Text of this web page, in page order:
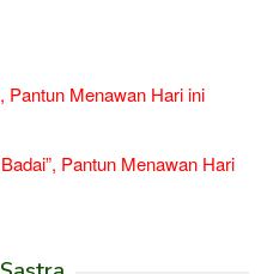
Menawan Hari ini
Pantun Menawan Hari